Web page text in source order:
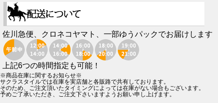
佐川急便、クロネコヤマト、一部ゆうパックでお届けします
上記6つの時間指定も可能！
※商品在庫に関するお知らせ※
サクラスタイルでは在庫を実店舗と各販路で共有しております。
そのため、ご注文頂いたタイミングによっては在庫がない場合もございます。
予めご了承いただき、ご注文下さいますようお願い申し上げます。